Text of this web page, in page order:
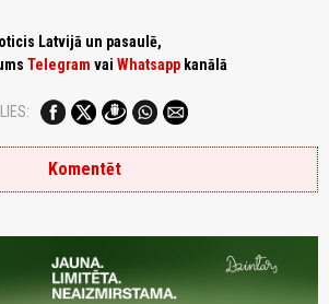
Latvijā un pasaulē,
Telegram vai Whatsapp kanālā
Komentēt